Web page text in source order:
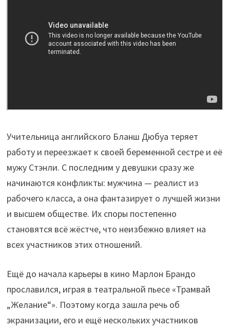
Учительница английского Бланш Дюбуа теряет
работу и переезжает к своей беременной сестре и её
мужу Стэнли. С последним у девушки сразу же
начинаются конфликты: мужчина — реалист из
рабочего класса, а она фантазирует о лучшей жизни
и высшем обществе. Их споры постепенно
становятся всё жёстче, что неизбежно влияет на
всех участников этих отношений.
Ещё до начала карьеры в кино Марлон Брандо
прославился, играя в театральной пьесе «Трамвай
„Желание“». Поэтому когда зашла речь об
экранизации, его и ещё нескольких участников